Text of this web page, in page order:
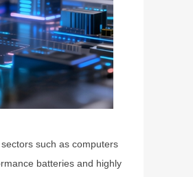
such as computers
batteries and highly